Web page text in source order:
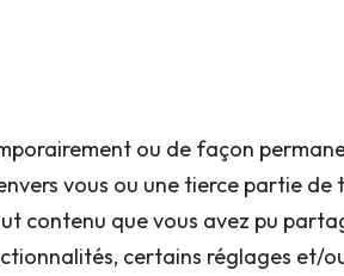
ou de façon
vous ou une tierce partie de
contenu que vous avez pu
certains réglages et/